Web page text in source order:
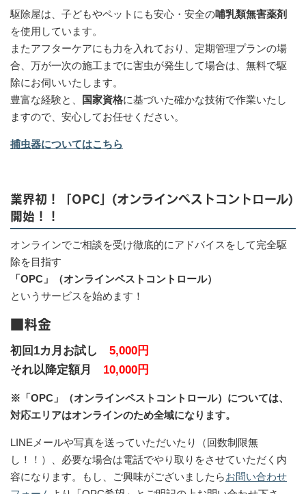
駆除屋は、子どもやペットにも安心・安全の哺乳類無害薬剤
を使用しています。
またアフターケアにも力を入れており、定期管理プランの場
合、万が一次の施工までに害虫が発生して場合は、無料で駆
除にお伺いいたします。
豊富な経験と、
国家資格に基づいた確かな技術で作業いたし
ますので、安心してお任せください。
捕虫器についてはこちら
業界初！「OPC」(オンラインペストコントロール)
開始！！
オンラインでご相談を受け徹底的にアドバイスをして完全駆
除を目指す
「OPC」（オンラインペストコントロール）
というサービスを始めます！
■料金
初回1カ月お試し 5,000円
それ以降定額月 10,000円
※「OPC」（オンラインペストコントロール）については、
対応エリアはオンラインのため全域になります。
LINEメールや写真を送っていただいたり（回数制限無
し！！）、必要な場合は電話でやり取りをさせていただく内
容になります。もし、ご興味がございましたらお問い合わせ